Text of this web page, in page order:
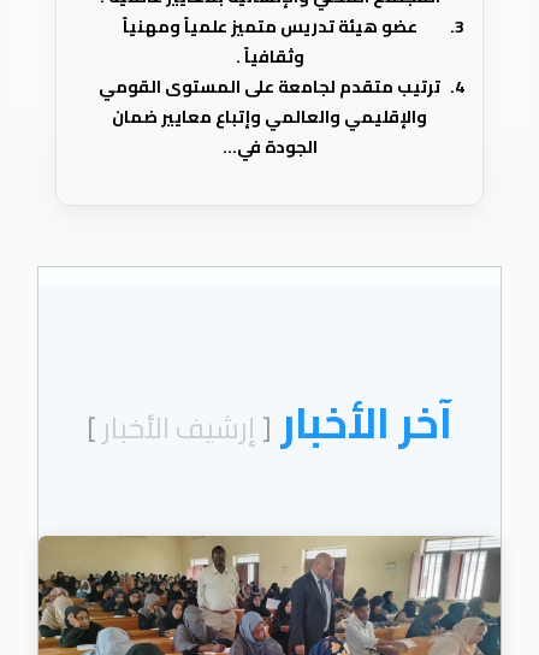
عضو هيئة تدريس متميز علمياً ومهنياً
وثقافياً .
ترتيب متقدم لجامعة على المستوى القومي
والإقليمي والعالمي وإتباع معايير ضمان
الجودة في...
آخر الأخبار [إرشيف الأخبار]